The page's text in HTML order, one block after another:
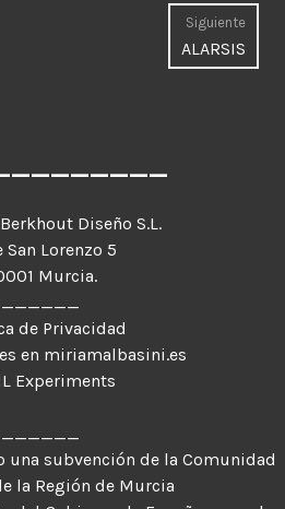
Siguiente
ALARSIS
Diseño S.L.
San Lorenzo 5
Murcia.
______
de Privacidad
en miriamalbasini.es
Experiments
______
una subvención de la Comunidad
la Región de Murcia